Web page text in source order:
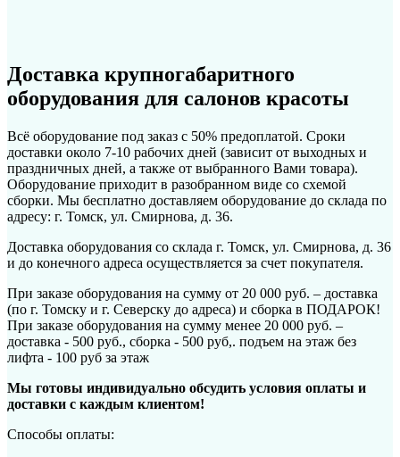
Доставка крупногабаритного
оборудования для салонов красоты
Всё оборудование под заказ с 50% предоплатой. Сроки
доставки около 7-10 рабочих дней (зависит от выходных и
праздничных дней, а также от выбранного Вами товара).
Оборудование приходит в разобранном виде со схемой
сборки. Мы бесплатно доставляем оборудование до склада по
адресу: г. Томск, ул. Смирнова, д. 36.
Доставка оборудования со склада г. Томск, ул. Смирнова, д. 36
и до конечного адреса осуществляется за счет покупателя.
При заказе оборудования на сумму от 20 000 руб. – доставка
(по г. Томску и г. Северску до адреса) и сборка в ПОДАРОК!
При заказе оборудования на сумму менее 20 000 руб. –
доставка - 500 руб., сборка - 500 руб,. подъем на этаж без
лифта - 100 руб за этаж
Мы готовы индивидуально обсудить условия оплаты и
доставки с каждым клиентом!
Способы оплаты: